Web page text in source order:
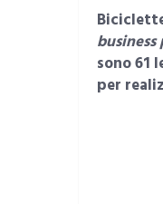
sono 61
per